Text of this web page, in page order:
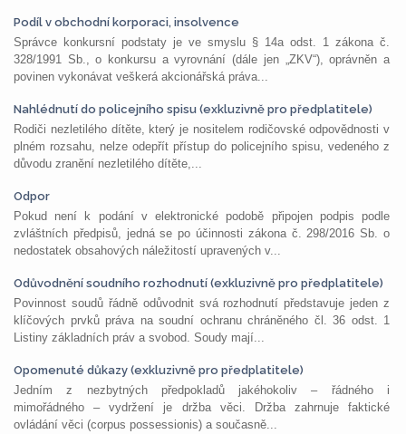
Podíl v obchodní korporaci, insolvence
Správce konkursní podstaty je ve smyslu § 14a odst. 1 zákona č.
328/1991 Sb., o konkursu a vyrovnání (dále jen „ZKV“), oprávněn a
povinen vykonávat veškerá akcionářská práva...
Nahlédnutí do policejního spisu (exkluzivně pro předplatitele)
Rodiči nezletilého dítěte, který je nositelem rodičovské odpovědnosti v
plném rozsahu, nelze odepřít přístup do policejního spisu, vedeného z
důvodu zranění nezletilého dítěte,...
Odpor
Pokud není k podání v elektronické podobě připojen podpis podle
zvláštních předpisů, jedná se po účinnosti zákona č. 298/2016 Sb. o
nedostatek obsahových náležitostí upravených v...
Odůvodnění soudního rozhodnutí (exkluzivně pro předplatitele)
Povinnost soudů řádně odůvodnit svá rozhodnutí představuje jeden z
klíčových prvků práva na soudní ochranu chráněného čl. 36 odst. 1
Listiny základních práv a svobod. Soudy mají...
Opomenuté důkazy (exkluzivně pro předplatitele)
Jedním z nezbytných předpokladů jakéhokoliv – řádného i
mimořádného – vydržení je držba věci. Držba zahrnuje faktické
ovládání věci (corpus possessionis) a současně...